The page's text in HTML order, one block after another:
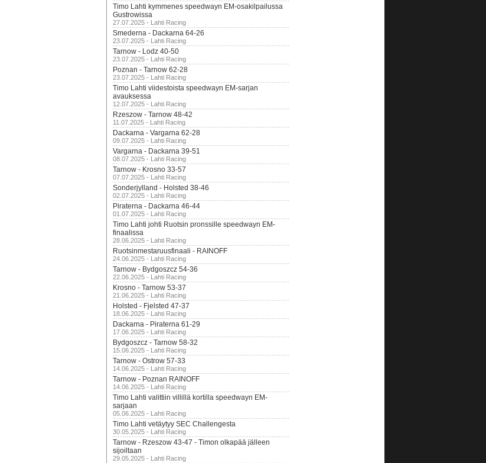
Timo Lahti kymmenes speedwayn EM-osakilpailussa
Gustrowissa
27.07.2025 - Lahti Racing
Smederna - Dackarna 64-26
23.07.2025 - Lahti Racing
Tarnow - Lodz 40-50
23.07.2025 - Lahti Racing
Poznan - Tarnow 62-28
23.07.2025 - Lahti Racing
Timo Lahti viidestoista speedwayn EM-sarjan
avauksessa
12.07.2025 - Lahti Racing
Rzeszow - Tarnow 48-42
11.07.2025 - Lahti Racing
Dackarna - Vargarna 62-28
09.07.2025 - Lahti Racing
Vargarna - Dackarna 39-51
08.07.2025 - Lahti Racing
Tarnow - Krosno 33-57
07.07.2025 - Lahti Racing
Sonderjylland - Holsted 38-46
02.07.2025 - Lahti Racing
Piraterna - Dackarna 46-44
01.07.2025 - Lahti Racing
Timo Lahti johti Ruotsin pronssille speedwayn EM-
finaalissa
28.06.2025 - Lahti Racing
Ruotsinmestaruusfinaali - RAINOFF
24.06.2025 - Lahti Racing
Tarnow - Bydgoszcz 54-36
22.06.2025 - Lahti Racing
Krosno - Tarnow 53-37
21.06.2025 - Lahti Racing
Holsted - Fjelsted 47-37
18.06.2025 - Lahti Racing
Dackarna - Piraterna 61-29
17.06.2025 - Lahti Racing
Bydgoszcz - Tarnow 58-32
15.06.2025 - Lahti Racing
Tarnow - Ostrow 57-33
14.06.2025 - Lahti Racing
Tarnow - Poznan RAINOFF
14.06.2025 - Lahti Racing
Timo Lahti valittiin villillä kortilla speedwayn EM-
sarjaan
05.06.2025 - Lahti Racing
Timo Lahti vetäytyy SEC Challengesta
30.05.2025 - Lahti Racing
Tarnow - Rzeszow 43-47 - Timon olkapää jälleen
sijoiltaan
29.05.2025 - Lahti Racing